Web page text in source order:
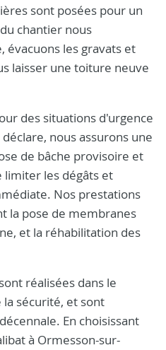
sont posées pour un
chantier nous
évacuons les gravats et
laisser une toiture neuve
des situations d'urgence
déclare, nous assurons une
de bâche provisoire et
limiter les dégâts et
Nos prestations
la pose de membranes
et la réhabilitation des
réalisées dans le
sécurité, et sont
En choisissant
à Ormesson-sur-